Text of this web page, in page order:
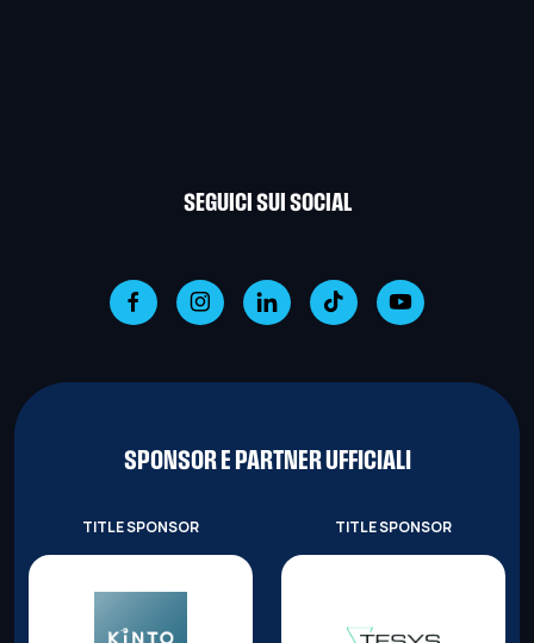
SEGUICI SUI SOCIAL
SPONSOR E PARTNER UFFICIALI
TITLE SPONSOR TITLE SPONSOR